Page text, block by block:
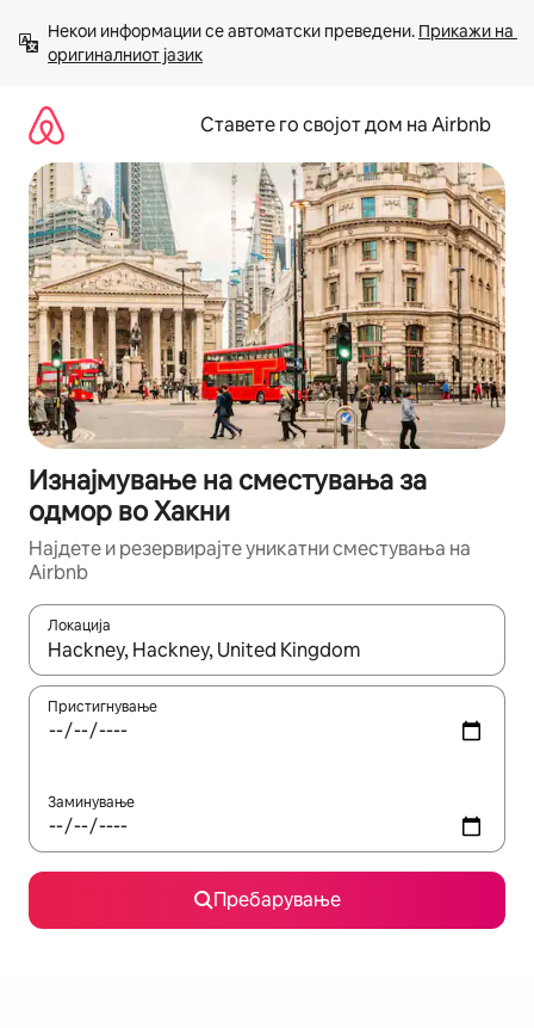
содржина
Некои информации се автоматски преведени. Прикажи на
оригиналниот јазик
Ставете го својот дом на Airbnb
Изнајмување на сместувања за
одмор во Хакни
Најдете и резервирајте уникатни сместувања на
Airbnb
Локација
Кога резултатите се достапни, движете се со копчињата
Пристигнување
Заминување
Пребарување